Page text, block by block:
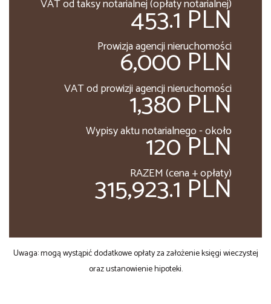
VAT od taksy notarialnej (opłaty notarialnej)
453.1 PLN
Prowizja agencji nieruchomości
6,000 PLN
VAT od prowizji agencji nieruchomości
1,380 PLN
Wypisy aktu notarialnego - około
120 PLN
RAZEM (cena + opłaty)
315,923.1 PLN
Uwaga: mogą wystąpić dodatkowe opłaty za założenie księgi wieczystej
oraz ustanowienie hipoteki.